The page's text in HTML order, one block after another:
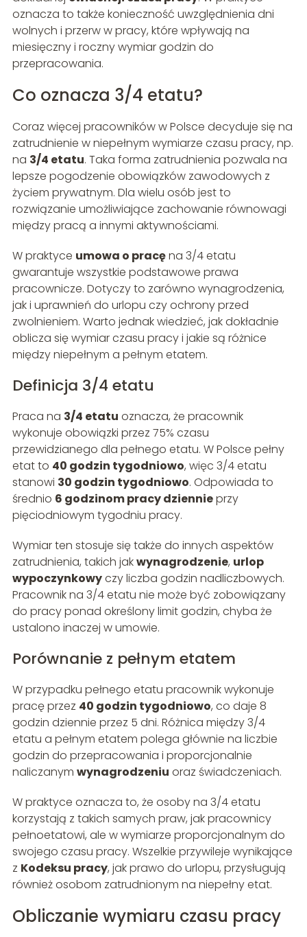
oznacza to także konieczność uwzględnienia dni
wolnych i przerw w pracy, które wpływają na
miesięczny i roczny wymiar godzin do
przepracowania.
Co oznacza 3/4 etatu?
Coraz więcej pracowników w Polsce decyduje się na
zatrudnienie w niepełnym wymiarze czasu pracy, np.
na 3/4 etatu. Taka forma zatrudnienia pozwala na
lepsze pogodzenie obowiązków zawodowych z
życiem prywatnym. Dla wielu osób jest to
rozwiązanie umożliwiające zachowanie równowagi
między pracą a innymi aktywnościami.
W praktyce umowa o pracęna 3/4 etatu
gwarantuje wszystkie podstawowe prawa
pracownicze. Dotyczy to zarówno wynagrodzenia,
jak i uprawnień do urlopu czy ochrony przed
zwolnieniem. Warto jednak wiedzieć, jak dokładnie
oblicza się wymiar czasu pracy i jakie są różnice
między niepełnym a pełnym etatem.
Definicja 3/4 etatu
Praca na 3/4 etatu oznacza, że pracownik
wykonuje obowiązki przez 75% czasu
przewidzianego dla pełnego etatu. W Polsce pełny
etat to 40 godzin tygodniowo, więc 3/4 etatu
stanowi 30 godzin tygodniowo. Odpowiada to
średnio 6 godzinom pracy dziennieprzy
pięciodniowym tygodniu pracy.
Wymiar ten stosuje się także do innych aspektów
zatrudnienia, takich jakwynagrodzenie, urlop
wypoczynkowyczy liczba godzin nadliczbowych.
Pracownik na 3/4 etatu nie może być zobowiązany
do pracy ponad określony limit godzin, chyba że
ustalono inaczej w umowie.
Porównanie z pełnym etatem
W przypadku pełnego etatu pracownik wykonuje
pracę przez 40 godzin tygodniowo, co daje 8
godzin dziennie przez 5 dni. Różnica między 3/4
etatu a pełnym etatem polega głównie na liczbie
godzin do przepracowania i proporcjonalnie
naliczanym wynagrodzeniu oraz świadczeniach.
W praktyce oznacza to, że osoby na 3/4 etatu
korzystają z takich samych praw, jak pracownicy
pełnoetatowi, ale w wymiarze proporcjonalnym do
swojego czasu pracy. Wszelkie przywileje wynikające
z Kodeksu pracy, jak prawo do urlopu, przysługują
również osobom zatrudnionym na niepełny etat.
Obliczanie wymiaru czasu pracy